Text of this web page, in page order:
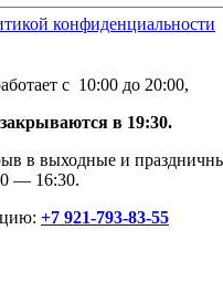
конфиденциальности
с 10:00 до 20:00,
в 19:30.
в выходные и
— 16:30.
+7 921-793-83-55